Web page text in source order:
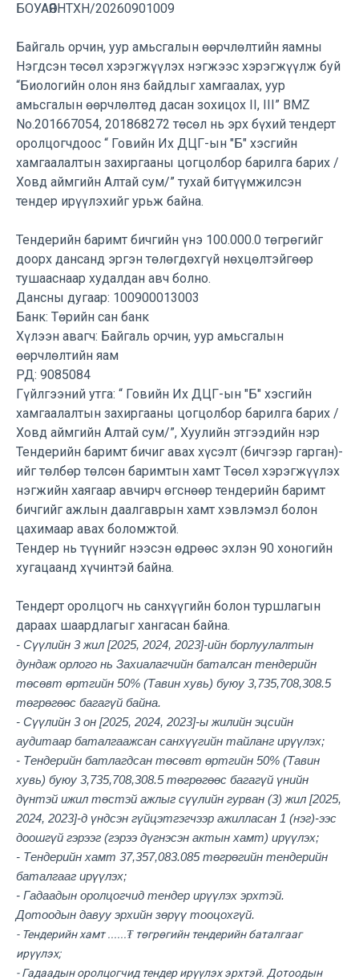
БОУАӨЯНТХН/20260901009
Байгаль орчин, уур амьсгалын өөрчлөлтийн яамны
Нэгдсэн төсөл хэрэгжүүлэх нэгжээс хэрэгжүүлж буй
“Биологийн олон янз байдлыг хамгаалах, уур
амьсгалын өөрчлөлтөд дасан зохицох II, III” BMZ
No.201667054, 201868272 төсөл нь эрх бүхий тендерт
оролцогчдоос “ Говийн Их ДЦГ-ын "Б" хэсгийн
хамгаалалтын захиргааны цогцолбор барилга барих /
Ховд аймгийн Алтай сум/” тухай битүүмжилсэн
тендер ирүүлэхийг урьж байна.
Тендерийн баримт бичгийн үнэ 100.000.0 төгрөгийг
доорх дансанд эргэн төлөгдөхгүй нөхцөлтэйгөөр
тушааснаар худалдан авч болно.
Дансны дугаар: 100900013003
Банк: Төрийн сан банк
Хүлээн авагч: Байгаль орчин, уур амьсгалын
өөрчлөлтийн яам
РД: 9085084
Гүйлгээний утга: “ Говийн Их ДЦГ-ын "Б" хэсгийн
хамгаалалтын захиргааны цогцолбор барилга барих /
Ховд аймгийн Алтай сум/”, Хуулийн этгээдийн нэр
Тендерийн баримт бичиг авах хүсэлт (бичгээр гарган)-
ийг төлбөр төлсөн баримтын хамт Төсөл хэрэгжүүлэх
нэгжийн хаягаар авчирч өгснөөр тендерийн баримт
бичгийг ажлын даалгаврын хамт хэвлэмэл болон
цахимаар авах боломжтой.
Тендер нь түүнийг нээсэн өдрөөс эхлэн 90 хоногийн
хугацаанд хүчинтэй байна.
Тендерт оролцогч нь санхүүгийн болон туршлагын
дараах шаардлагыг хангасан байна.
- Сүүлийн 3 жил [2025, 2024, 2023]-ийн борлуулалтын
дундаж орлого нь Захиалагчийн баталсан тендерийн
төсөвт өртгийн 50% (Тавин хувь) буюу 3,735,708,308.5
төгрөгөөс багагүй байна.
- Сүүлийн 3 он [2025, 2024, 2023]-ы жилийн эцсийн
аудитаар баталгаажсан санхүүгийн тайланг ирүүлэх;
- Тендерийн батлагдсан төсөвт өртгийн 50% (Тавин
хувь) буюу 3,735,708,308.5 төгрөгөөс багагүй үнийн
дүнтэй ижил төстэй ажлыг сүүлийн гурван (3) жил [2025,
2024, 2023]-д үндсэн гүйцэтгэгчээр ажилласан 1 (нэг)-ээс
доошгүй гэрээг (гэрээ дүгнэсэн актын хамт) ирүүлэх;
- Тендерийн хамт 37,357,083.085 төгрөгийн тендерийн
баталгааг ирүүлэх;
- Гадаадын оролцогчид тендер ирүүлэх эрхтэй.
Дотоодын давуу эрхийн зөрүү тооцохгүй.
- Тендерийн хамт ......₮ төгрөгийн тендерийн баталгааг
ирүүлэх;
- Гадаадын оролцогчид тендер ирүүлэх эрхтэй. Дотоодын